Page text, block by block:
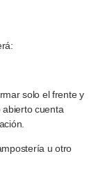
solo el frente y
abierto cuenta
u otro